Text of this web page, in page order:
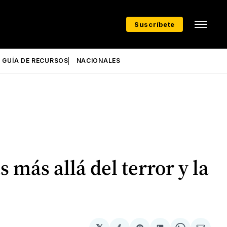
Suscríbete
GUÍA DE RECURSOS NACIONALES
más allá del terror y la